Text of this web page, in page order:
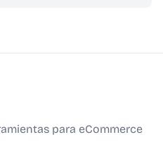
para eCommerce